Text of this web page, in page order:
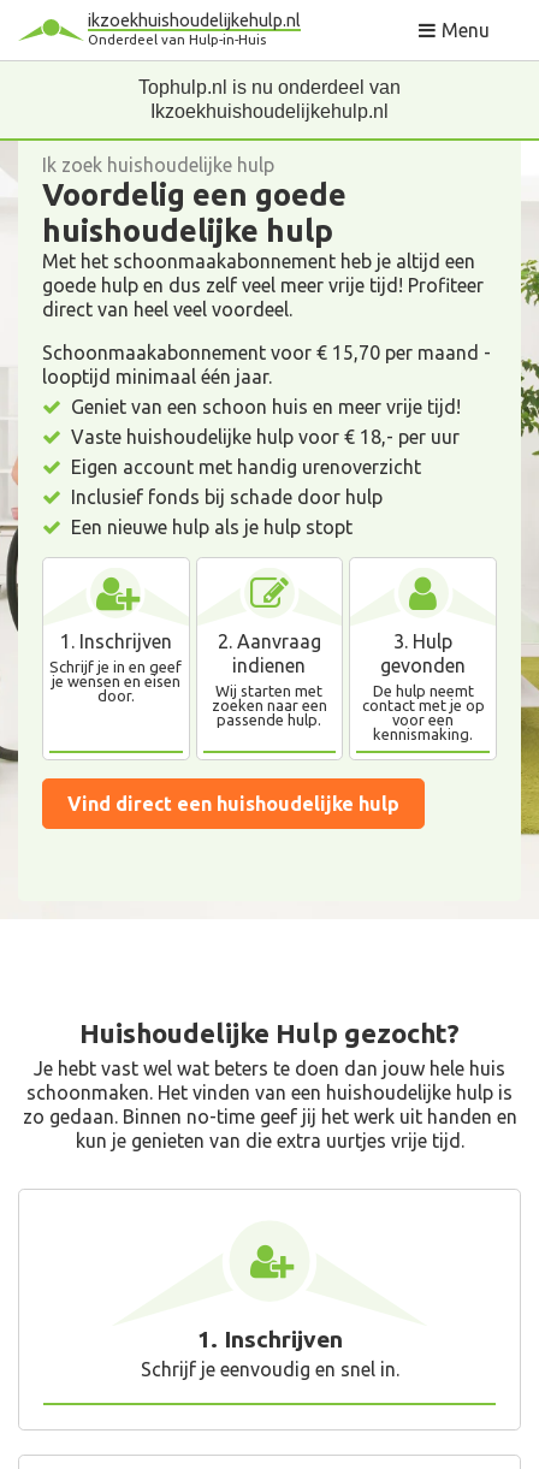
ikzoekhuishoudelijkehulp.nl
Onderdeel van Hulp-in-Huis Menu
Tophulp.nl is nu onderdeel van
Ikzoekhuishoudelijkehulp.nl
Ik zoek huishoudelijke hulp
Voordelig een goede
huishoudelijke hulp
Met het schoonmaakabonnement heb je altijd een
goede hulp en dus zelf veel meer vrije tijd! Profiteer
direct van heel veel voordeel.
Schoonmaakabonnement voor € 15,70 per maand -
looptijd minimaal één jaar.
Geniet van een schoon huis en meer vrije tijd!
Vaste huishoudelijke hulp voor € 18,- per uur
Eigen account met handig urenoverzicht
Inclusief fonds bij schade door hulp
Een nieuwe hulp als je hulp stopt
1. Inschrijven
Schrijf je in en geef
je wensen en eisen
door.
2. Aanvraag
indienen
Wij starten met
zoeken naar een
passende hulp.
3. Hulp
gevonden
De hulp neemt
contact met je op
voor een
kennismaking.
Vind direct een huishoudelijke hulp
Huishoudelijke Hulp gezocht?
Je hebt vast wel wat beters te doen dan jouw hele huis
schoonmaken. Het vinden van een huishoudelijke hulp is
zo gedaan. Binnen no-time geef jij het werk uit handen en
kun je genieten van die extra uurtjes vrije tijd.
1. Inschrijven
Schrijf je eenvoudig en snel in.